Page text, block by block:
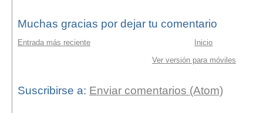
Muchas gracias por dejar tu comentario
Entrada más reciente
Inicio
Ver versión para móviles
Suscribirse a: Enviar comentarios (Atom)